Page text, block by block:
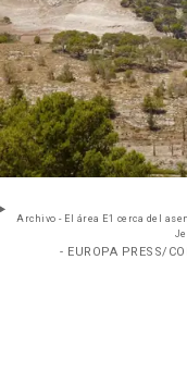
Archivo - El área E1 cerca del
- EUROPA PRESS/